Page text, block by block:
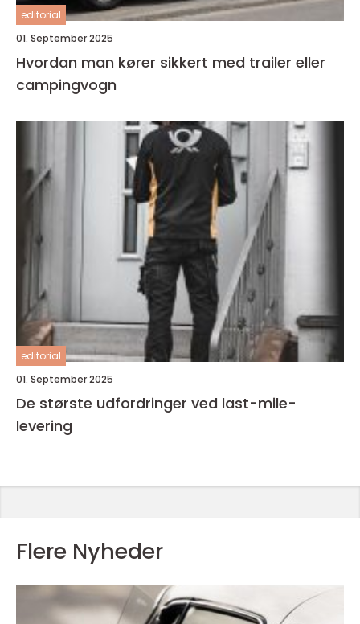
editorial
01. September 2025
Hvordan man kører sikkert med trailer eller
campingvogn
editorial
01. September 2025
De største udfordringer ved last-mile-
levering
Flere Nyheder